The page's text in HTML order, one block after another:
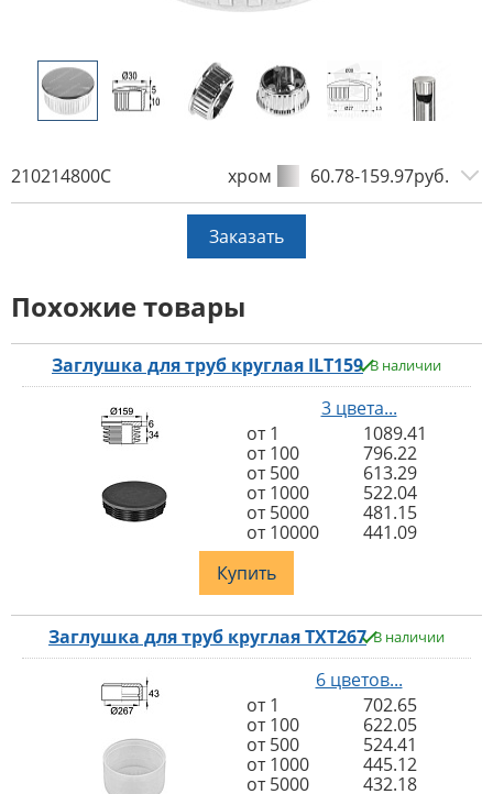
210214800C хром 60.78-159.97руб.
Заказать
Похожие товары
Заглушка для труб круглая ILT159 В наличии
3 цвета...
от 1
1089.41
от 100
796.22
от 500
613.29
от 1000
522.04
от 5000
481.15
от 10000
441.09
Купить
Заглушка для труб круглая TXT267 В наличии
6 цветов...
от 1
702.65
от 100
622.05
от 500
524.41
от 1000
445.12
от 5000
432.18